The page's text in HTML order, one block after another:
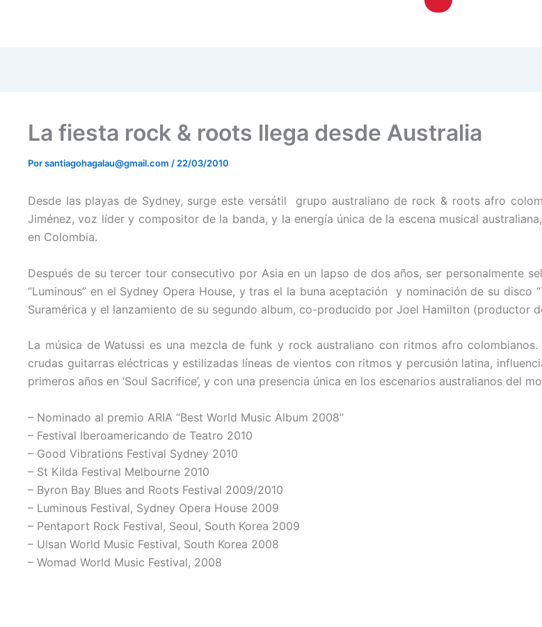
La fiesta rock & roots llega desde Australia
Porsantiagohagalau@gmail.com / 22/03/2010
Desde las playas de Sydney, surge este versátil grupo australiano de rock & roots afro
Jiménez, voz líder y compositor de la banda, y la energía única de la escena musical
en Colombia.
Después de su tercer tour consecutivo por Asia en un lapso de dos años, ser personalmente
“Luminous” en el Sydney Opera House, y tras el la buna aceptación y nominación de su disco
Suramérica y el lanzamiento de su segundo album, co-producido por Joel Hamilton (productor
La música de Watussi es una mezcla de funk y rock australiano con ritmos afro
crudas guitarras eléctricas y estilizadas líneas de vientos con ritmos y percusión latina,
primeros años en ‘Soul Sacrifice’, y con una presencia única en los escenarios australianos del
– Nominado al premio ARIA “Best World Music Album 2008”
– Festival Iberoamericando de Teatro 2010
– Good Vibrations Festival Sydney 2010
– St Kilda Festival Melbourne 2010
– Byron Bay Blues and Roots Festival 2009/2010
– Luminous Festival, Sydney Opera House 2009
– Pentaport Rock Festival, Seoul, South Korea 2009
– Ulsan World Music Festival, South Korea 2008
– Womad World Music Festival, 2008